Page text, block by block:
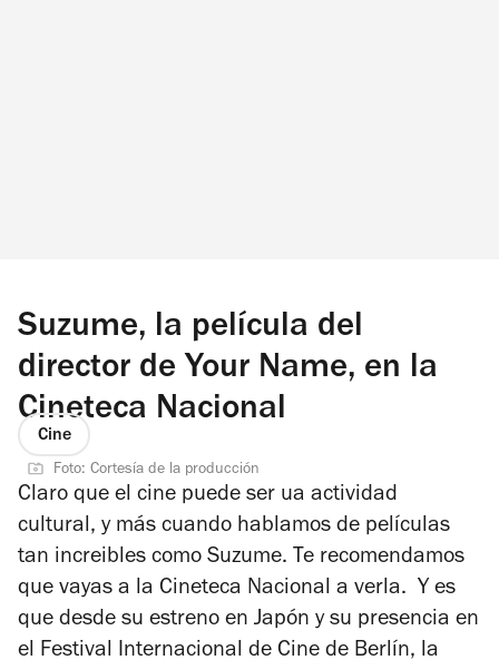
Suzume, la película del
director de Your Name, en la
Cineteca Nacional
Cine
Foto: Cortesía de la producción
Claro que el cine puede ser ua actividad
cultural, y más cuando hablamos de películas
tan increibles como Suzume. Te recomendamos
que vayas a la Cineteca Nacional a verla. Y es
que desde su estreno en Japón y su presencia en
el Festival Internacional de Cine de Berlín, la